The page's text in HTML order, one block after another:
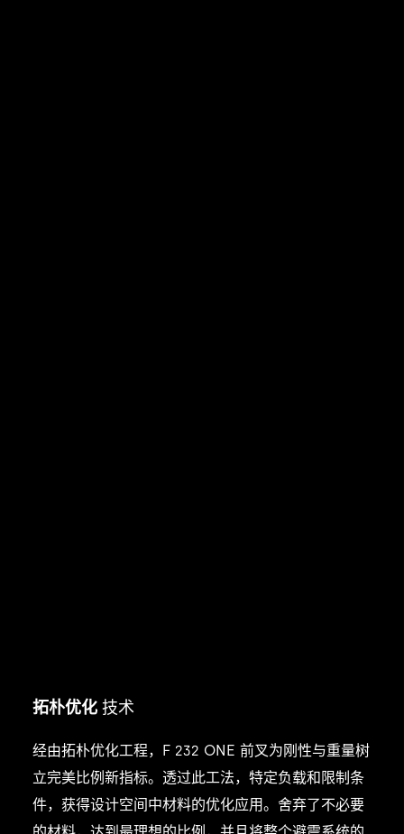
拓朴优化技术
经由拓朴优化工程，F 232 ONE 前叉为刚性与重量树
立完美比例新指标。透过此工法，特定负载和限制条
件，获得设计空间中材料的优化应用。舍弃了不必要